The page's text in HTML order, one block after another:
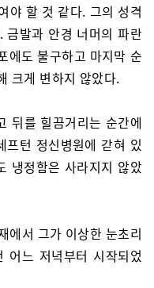
야 할 것 같다. 그의 성격
금발과 안경 너머의 파란
에도 불구하고 마지막 순
크게 변하지 않았다.
뒤를 힐끔거리는 순간에
턴 정신병원에 갇혀 있
냉정함은 사라지지 않았
에서 그가 이상한 눈초리
어느 저녁부터 시작되었